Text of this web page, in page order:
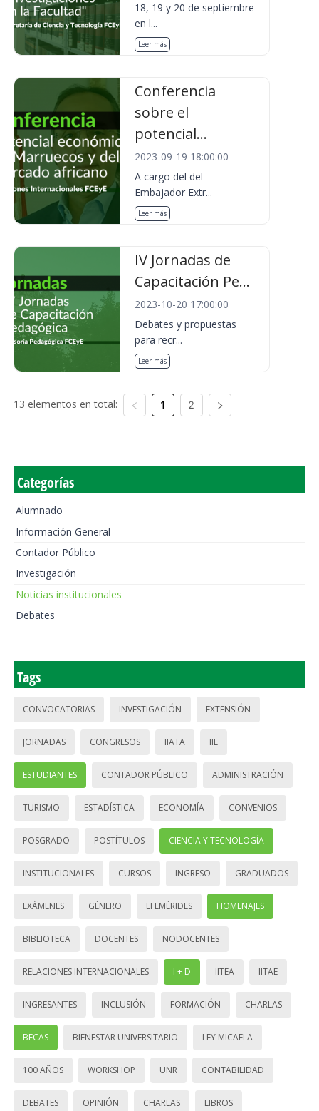
18, 19 y 20 de septiembre
en l...
Leer más
Conferencia
sobre el
potencial...
2023-09-19 18:00:00
A cargo del del
Embajador Extr...
Leer más
IV Jornadas de
Capacitación Pe...
2023-10-20 17:00:00
Debates y propuestas
para recr...
Leer más
13 elementos en total: 1 2
Categorías
Alumnado
Información General
Contador Público
Investigación
Noticias institucionales
Debates
Tags
CONVOCATORIAS INVESTIGACIÓN EXTENSIÓN
JORNADAS CONGRESOS IIATA IIE
ESTUDIANTES CONTADOR PÚBLICO ADMINISTRACIÓN
TURISMO ESTADÍSTICA ECONOMÍA CONVENIOS
POSGRADO POSTÍTULOS CIENCIA Y TECNOLOGÍA
INSTITUCIONALES CURSOS INGRESO GRADUADOS
EXÁMENES GÉNERO EFEMÉRIDES HOMENAJES
BIBLIOTECA DOCENTES NODOCENTES
RELACIONES INTERNACIONALES I + D IITEA IITAE
INGRESANTES INCLUSIÓN FORMACIÓN CHARLAS
BECAS BIENESTAR UNIVERSITARIO LEY MICAELA
100 AÑOS WORKSHOP UNR CONTABILIDAD
DEBATES OPINIÓN CHARLAS LIBROS